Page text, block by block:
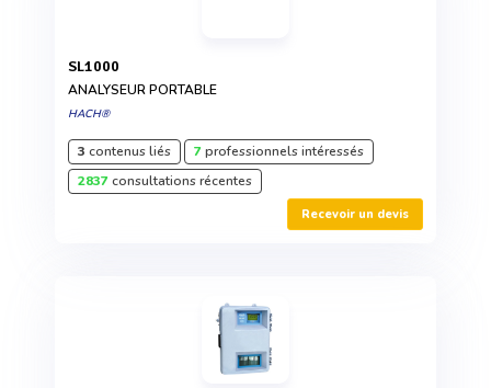
SL1000
ANALYSEUR PORTABLE
HACH®
3 contenus liés 7professionnels intéressés
2837consultations récentes
Recevoir un devis